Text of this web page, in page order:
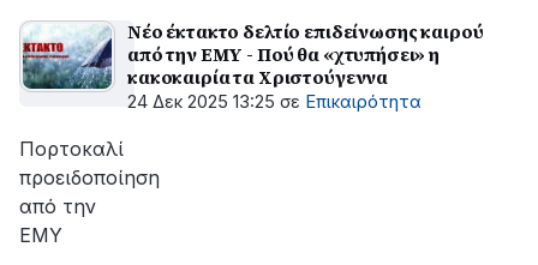
Νέο έκτακτο δελτίο επιδείνωσης καιρού
από την ΕΜΥ - Πού θα «χτυπήσει» η
κακοκαιρία τα Χριστούγεννα
24 Δεκ 2025 13:25 σε Επικαιρότητα
Πορτοκαλί
προειδοποίηση
από την
ΕΜΥ